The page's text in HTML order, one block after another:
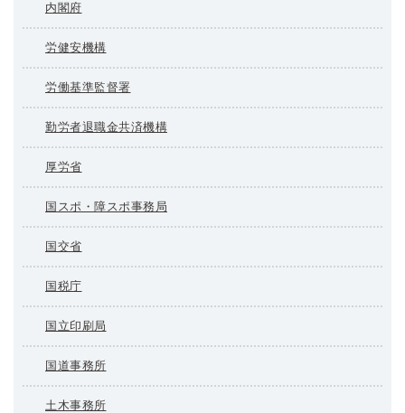
内閣府
労健安機構
労働基準監督署
勤労者退職金共済機構
厚労省
国スポ・障スポ事務局
国交省
国税庁
国立印刷局
国道事務所
土木事務所